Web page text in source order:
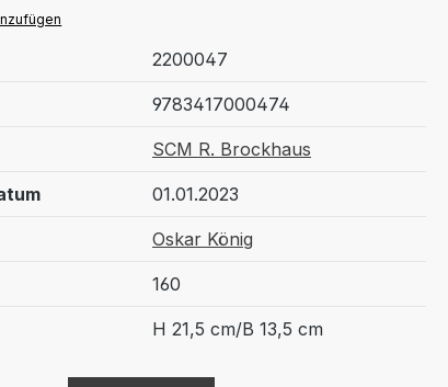
2200047
9783417000474
SCM R. Brockhaus
01.01.2023
Oskar König
160
H 21,5 cm/B 13,5 cm